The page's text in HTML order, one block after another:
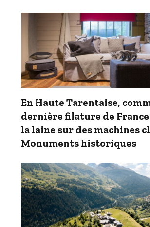
En Haute Tarentaise,
dernière filature de
la laine sur des machines
Monuments historiques